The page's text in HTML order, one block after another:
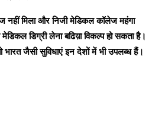
नहीं मिला और निजी मेडिकल कॉलेज महंगा
डिग्री लेना बढिय़ा विकल्प हो सकता है।
जैसी सुविधाएं इन देशों में भी उपलब्ध हैं।